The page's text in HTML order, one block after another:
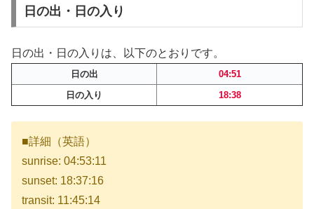
日の出・日の入り
日の出・日の入りは、以下のとおりです。
日の出
04:51
日の入り
18:38
■詳細（英語）
sunrise: 04:53:11
sunset: 18:37:16
transit: 11:45:14